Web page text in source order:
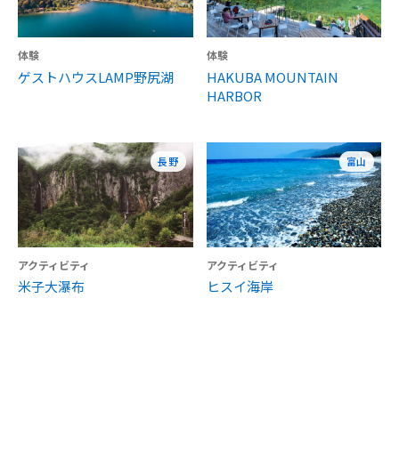
体験
ゲストハウスLAMP野尻湖
体験
HAKUBA MOUNTAIN
HARBOR
長野
アクティビティ
米子大瀑布
富山
アクティビティ
ヒスイ海岸